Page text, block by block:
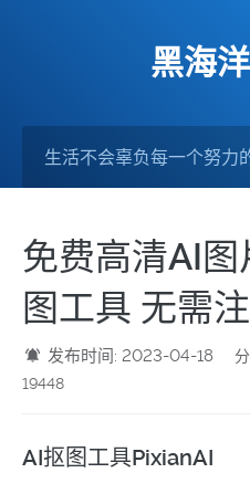
黑海
免费高清AI
图工具 无需
发布时间: 2023-04-18
19448
AI抠图工具PixianAI